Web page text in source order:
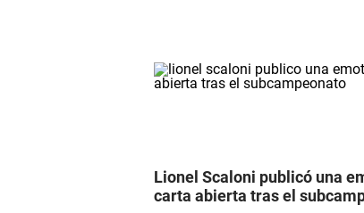
Lionel Scaloni publicó una
carta abierta tras el